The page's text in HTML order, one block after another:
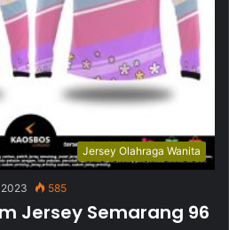
Jersey Olahraga Wanita
585
Jersey Semarang 96